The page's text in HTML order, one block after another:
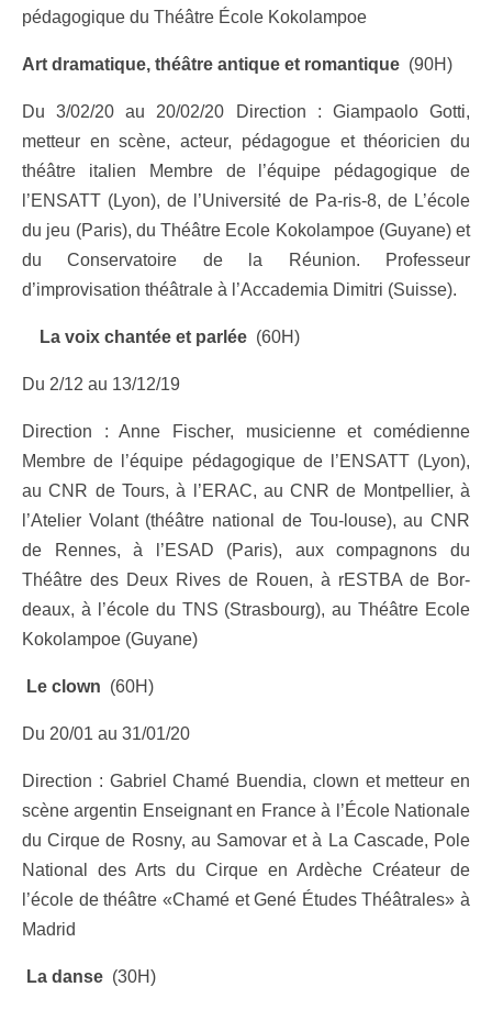
pédagogique du Théâtre École Kokolampoe
Art dramatique, théâtre antique et romantique (90H)
Du 3/02/20 au 20/02/20 Direction : Giampaolo Gotti,
metteur en scène, acteur, pédagogue et théoricien du
théâtre italien Membre de l’équipe pédagogique de
l’ENSATT (Lyon), de l’Université de Pa-ris-8, de L’école
du jeu (Paris), du Théâtre Ecole Kokolampoe (Guyane) et
du Conservatoire de la Réunion. Professeur
d’improvisation théâtrale à l’Accademia Dimitri (Suisse).
La voix chantée et parlée (60H)
Du 2/12 au 13/12/19
Direction : Anne Fischer, musicienne et comédienne
Membre de l’équipe pédagogique de l’ENSATT (Lyon),
au CNR de Tours, à l’ERAC, au CNR de Montpellier, à
l’Atelier Volant (théâtre national de Tou-louse), au CNR
de Rennes, à l’ESAD (Paris), aux compagnons du
Théâtre des Deux Rives de Rouen, à rESTBA de Bor-
deaux, à l’école du TNS (Strasbourg), au Théâtre Ecole
Kokolampoe (Guyane)
Le clown (60H)
Du 20/01 au 31/01/20
Direction : Gabriel Chamé Buendia, clown et metteur en
scène argentin Enseignant en France à l’École Nationale
du Cirque de Rosny, au Samovar et à La Cascade, Pole
National des Arts du Cirque en Ardèche Créateur de
l’école de théâtre «Chamé et Gené Études Théâtrales» à
Madrid
La danse (30H)